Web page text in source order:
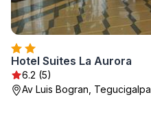
Hotel Suites La Aurora
6.2 (5)
Av Luis Bogran, Tegucigalpa